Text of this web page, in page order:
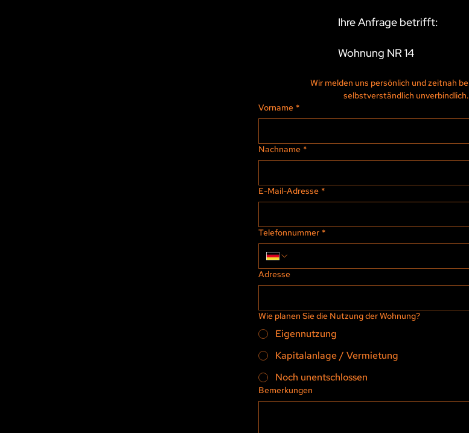
Ihre Anfrage betrifft:
Wohnung NR 14
selbstverständlich unverbindlich.
Vorname *
Nachname *
E-Mail-Adresse *
Telefonnummer *
Adresse
Wie planen Sie die Nutzung der Wohnung?
Eigennutzung
Kapitalanlage / Vermietung
Noch unentschlossen
Bemerkungen